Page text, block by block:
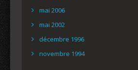
mai 2006
mai 2002
décembre 1996
novembre 1994